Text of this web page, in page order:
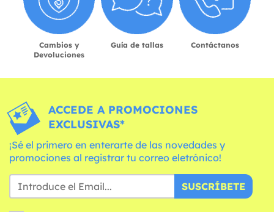
Cambios y
Devoluciones
Guía de tallas Contáctanos
ACCEDE A PROMOCIONES
EXCLUSIVAS*
¡Sé el primero en enterarte de las novedades y
promociones al registrar tu correo eletrónico!
SUSCRÍBETE